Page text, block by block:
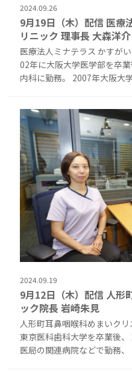
2024.09.26
9月19日（木）配信 医療
リニック 理事長 大森洋介
医療法人ミナテラス かすが
02年に大阪大学医学部を卒
内科に勤務。 2007年大阪大
2024.09.19
9月12日（木）配信 人形
ック院長 岩崎朱見
人形町耳鼻咽喉科めまいクリ
東京医科歯科大学を卒業後
医局の関連病院などで勤務、